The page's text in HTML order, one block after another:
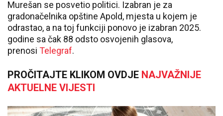
Murešan se posvetio politici. Izabran je za
gradonačelnika opštine Apold, mjesta u kojem je
odrastao, a na toj funkciji ponovo je izabran 2025.
godine sa čak 88 odsto osvojenih glasova,
prenosi Telegraf.
PROČITAJTE KLIKOM OVDJE NAJVAŽNIJE
AKTUELNE VIJESTI